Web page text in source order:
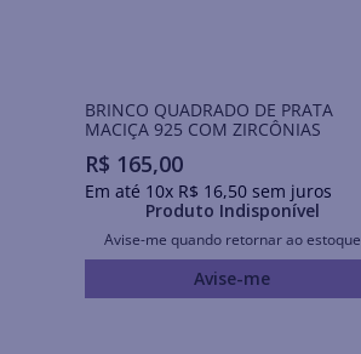
BRINCO QUADRADO DE PRATA
MACIÇA 925 COM ZIRCÔNIAS
R$ 165,00
Em até 10x R$ 16,50sem juros
Produto Indisponível
Avise-me quando retornar ao estoque
Avise-me